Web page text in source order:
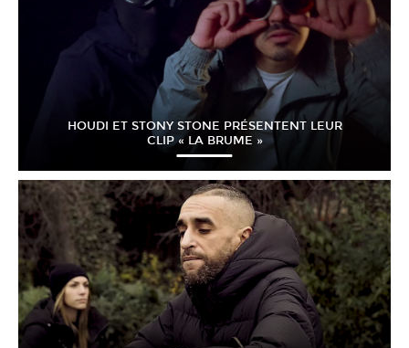
HOUDI ET STONY STONE PRÉSENTENT LEUR
CLIP « LA BRUME »